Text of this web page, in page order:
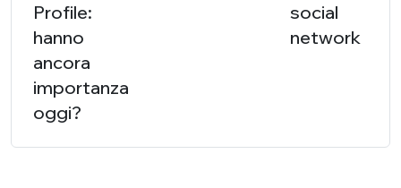
Profile:
hanno
ancora
importanza
oggi?
social
network